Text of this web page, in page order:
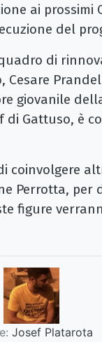
ai prossimi
del
di
Cesare
giovanile
Gattuso, è
coinvolgere
Perrotta,
figure
Josef Platarota